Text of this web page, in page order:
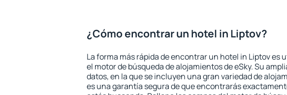
¿Cómo encontrar un hotel in Liptov?
La forma más rápida de encontrar un hotel in Liptov es
el motor de búsqueda de alojamientos de eSky. Su
datos, en la que se incluyen una gran variedad de
es una garantía segura de que encontrarás